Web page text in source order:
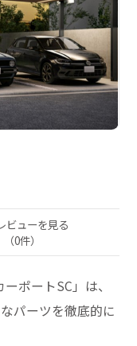
ビューを見る
（0件）
ポートSC」は、
パーツを徹底的に